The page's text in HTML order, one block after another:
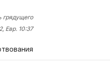
грядущего
Евр. 10:37